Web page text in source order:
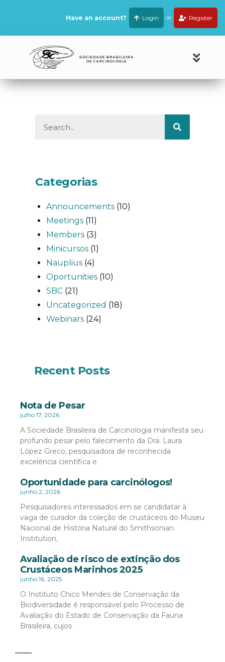
Have an account? Login or Register
Categorias
Announcements (10)
Meetings (11)
Members (3)
Minicursos (1)
Nauplius (4)
Oportunities (10)
SBC (21)
Uncategorized (18)
Webinars (24)
Recent Posts
Nota de Pesar
julho 17, 2026
A Sociedade Brasileira de Carcinologia manifesta seu
profundo pesar pelo falecimento da Dra. Laura
López Greco, pesquisadora de reconhecida
excelência científica e
Oportunidade para carcinólogos!
junho 2, 2026
Pesquisadores interessados em se candidatar à
vaga de curador da coleção de crustáceos do Museu
Nacional de História Natural do Smithsonian
Institution,
Avaliação de risco de extinção dos
Crustáceos Marinhos 2025
junho 16, 2025
O Instituto Chico Mendes de Conservação da
Biodiversidade é responsável pelo Processo de
Avaliação do Estado de Conservação da Fauna
Brasileira, cujos